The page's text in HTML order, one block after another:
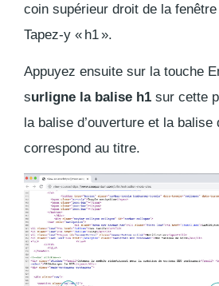
coin supérieur droit de la
Tapez-y « h1 ».
Appuyez ensuite sur la touche
surligne la balise h1 sur cette
la balise d’ouverture et la balise
correspond au titre.